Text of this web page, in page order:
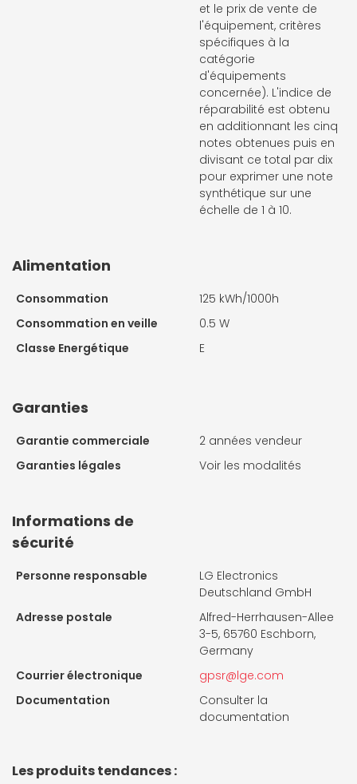
et le prix de vente de
l'équipement, critères
spécifiques à la
catégorie
d'équipements
concernée). L'indice de
réparabilité est obtenu
en additionnant les cinq
notes obtenues puis en
divisant ce total par dix
pour exprimer une note
synthétique sur une
échelle de 1 à 10.
Alimentation
Consommation
125 kWh/1000h
Consommation en veille
0.5 W
Classe Energétique
E
Garanties
Garantie commerciale
2 années vendeur
Garanties légales
Voir les modalités
Informations de
sécurité
Personne responsable
LG Electronics
Deutschland GmbH
Adresse postale
Alfred-Herrhausen-Allee
3-5, 65760 Eschborn,
Germany
Courrier électronique
gpsr@lge.com
Documentation
Consulter la
documentation
Les produits tendances :